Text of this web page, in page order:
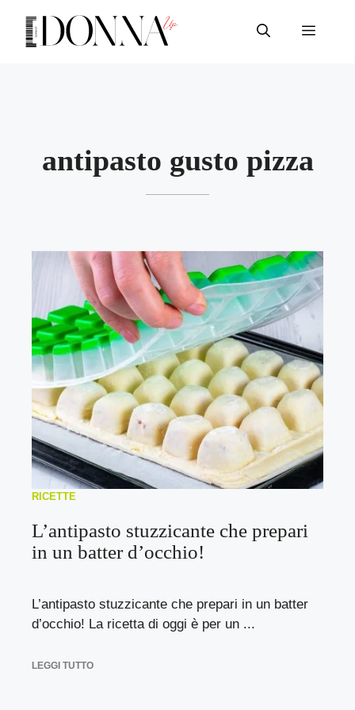
contenuto
Menu
antipasto gusto pizza
RICETTE
L’antipasto stuzzicante che prepari
in un batter d’occhio!
L’antipasto stuzzicante che prepari in un batter
d’occhio! La ricetta di oggi è per un ...
LEGGI TUTTO